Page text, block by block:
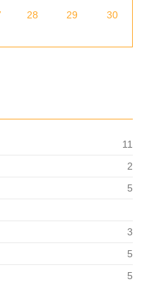
28 29
30
11
2
5
3
5
5